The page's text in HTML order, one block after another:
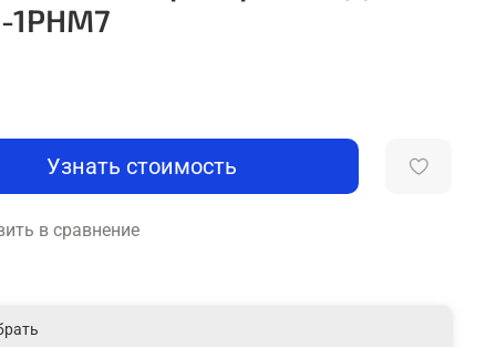
1РНМ7
Узнать стоимость
в сравнение